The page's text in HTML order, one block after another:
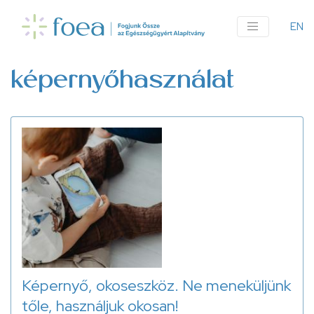
tartalomra
EN
képernyőhasználat
Képernyő, okoseszköz. Ne meneküljünk
tőle, használjuk okosan!